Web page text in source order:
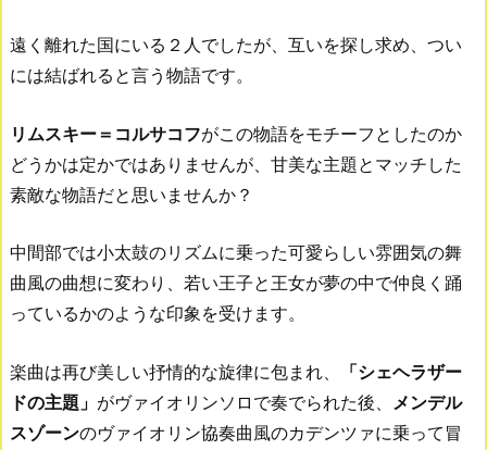
遠く離れた国にいる２人でしたが、互いを探し求め、つい
には結ばれると言う物語です。
リムスキー＝コルサコフがこの物語をモチーフとしたのか
どうかは定かではありませんが、甘美な主題とマッチした
素敵な物語だと思いませんか？
中間部では小太鼓のリズムに乗った可愛らしい雰囲気の舞
曲風の曲想に変わり、若い王子と王女が夢の中で仲良く踊
っているかのような印象を受けます。
楽曲は再び美しい抒情的な旋律に包まれ、
「シェヘラザー
ドの主題」 がヴァイオリンソロで奏でられた後、
メンデル
スゾーンのヴァイオリン協奏曲風のカデンツァに乗って冒